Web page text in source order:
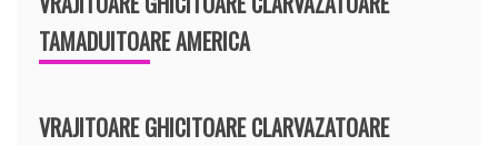
TAMADUITOARE AMERICA
VRAJITOARE GHICITOARE CLARVAZATOARE